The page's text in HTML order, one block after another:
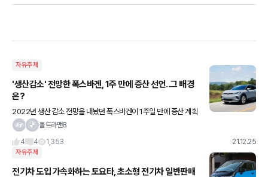
자유주제
'생산감소' 전망한 폭스바겐, 1주 만에 증산 선언..그 배경
은?
2022년 생산 감소 전망을 내놨던 폭스바겐이 1주일 만에 증산 계획
을 밝혀 업계 주목을 받고 있다네요 회사측은 내년 반도체 부족 현상
울트라맨8
4
4 1,353 21.12.25
자유주제
전기차 도입 가속화하는 토요타, 초소형 전기차 일반판매